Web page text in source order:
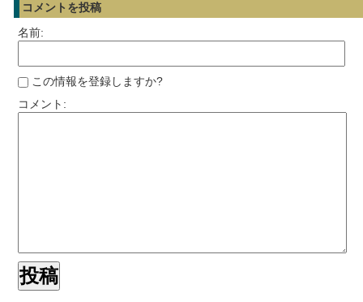
コメントを投稿
名前:
この情報を登録しますか?
コメント: